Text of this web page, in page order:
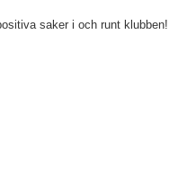
saker i och runt klubben!